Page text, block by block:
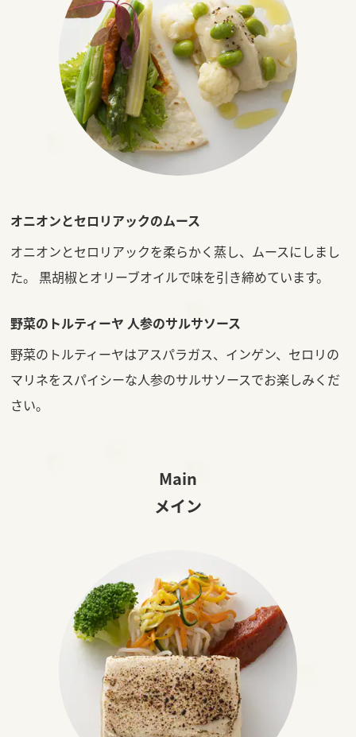
オニオンとセロリアックのムース
オニオンとセロリアックを柔らかく蒸し、ムースにしまし
た。 黒胡椒とオリーブオイルで味を引き締めています。
野菜のトルティーヤ 人参のサルサソース
野菜のトルティーヤはアスパラガス、インゲン、セロリの
マリネをスパイシーな人参のサルサソースでお楽しみくだ
さい。
Main
メイン